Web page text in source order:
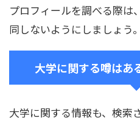
プロフィールを調べる際は
同しないようにしましょう。
大学に関する噂はあ
大学に関する情報も、検索